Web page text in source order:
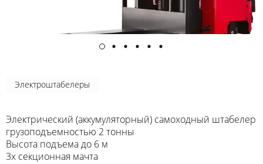
Электроштабелеры
Электрический (аккумуляторный) самоходный штабелер
грузоподъемностью 2 тонны
Высота подъема до 6 м
3х секционная мачта